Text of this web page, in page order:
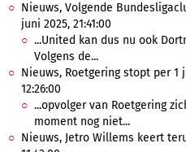
Nieuws, Volgende
juni 2025, 21:41:00
...United kan dus nu ook
Volgens de...
Nieuws, Roetgering stopt per 1
12:26:00
...opvolger van Roetgering
moment nog niet...
Nieuws, Jetro Willems keert